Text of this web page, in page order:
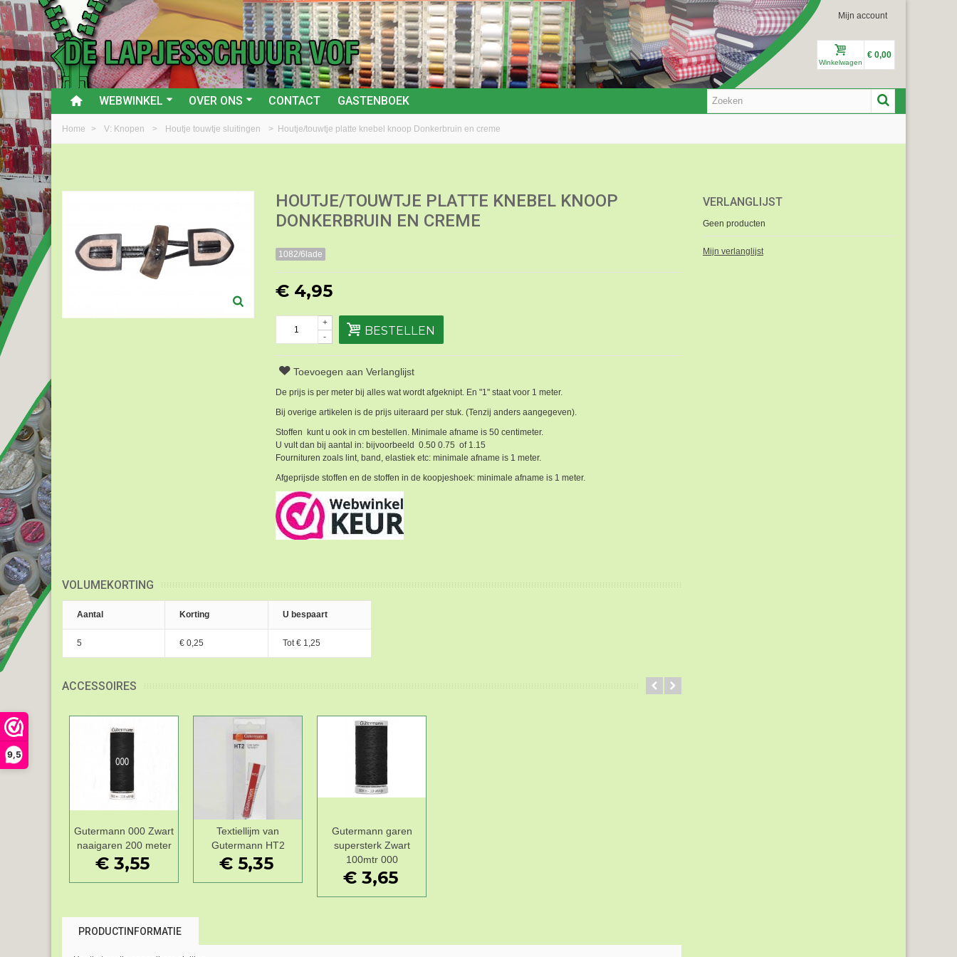
9,5
Mijn account
Winkelwagen
€ 0,00
WEBWINKEL OVER ONS CONTACT GASTENBOEK
Home > V: Knopen > Houtje touwtje sluitingen > Houtje/touwtje platte knebel knoop Donkerbruin en creme
HOUTJE/TOUWTJE PLATTE KNEBEL KNOOP
DONKERBRUIN EN CREME
1082/6lade
€ 4,95
-
+
BESTELLEN
Toevoegen aan Verlanglijst
De prijs is per meter bij alles wat wordt afgeknipt. En "1" staat voor 1 meter.
Bij overige artikelen is de prijs uiteraard per stuk. (Tenzij anders aangegeven).
Stoffen kunt u ook in cm bestellen. Minimale afname is 50 centimeter.
U vult dan bij aantal in: bijvoorbeeld 0.50 0.75 of 1.15
Fournituren zoals lint, band, elastiek etc: minimale afname is 1 meter.
Afgeprijsde stoffen en de stoffen in de koopjeshoek: minimale afname is 1 meter.
VOLUMEKORTING
Aantal Korting U bespaart
5 € 0,25 Tot€ 1,25
ACCESSOIRES
Add to Wishlist
Gutermann 000 Zwart
naaigaren 200 meter
€ 3,55
Add to Wishlist
Textiellijm van
Gutermann HT2
€ 5,35
Add to Wishlist
Gutermann garen
supersterk Zwart
100mtr 000
€ 3,65
PRODUCTINFORMATIE
VERLANGLIJST
Geen producten
Mijn verlanglijst